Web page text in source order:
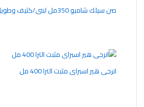
صن سيلك شامبو 350مل لبنى/كثيف وطويل20%خصم
انرجى هير اسبراى مثبت الترا 400 مل